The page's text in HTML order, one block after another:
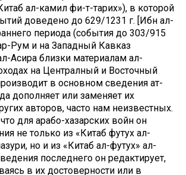
ал-камил фи-т-тарих»), в которой
доведено до 629/1231 г. [Ибн ал-
периода (события до 303/915
Рум и на Западный Кавказ
Асира близки материалам ал-
на Централный и Восточный
в основном сведения ат-
дополняет или заменяет их
авторов, часто нам неизвестных.
для арабо-хазарских войн он
не только из «Китаб футух ал-
но и из «Китаб ал-футух» ал-
последнего он редактирует,
в их достоверности или в